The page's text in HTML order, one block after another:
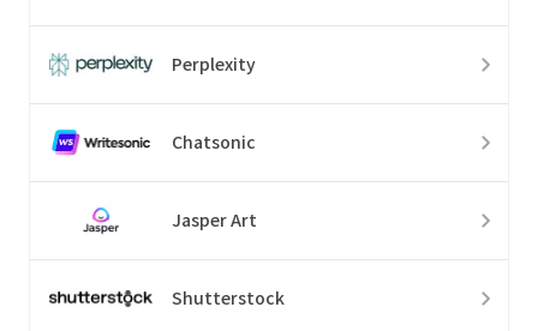
Perplexity
Chatsonic
Jasper Art
Shutterstock